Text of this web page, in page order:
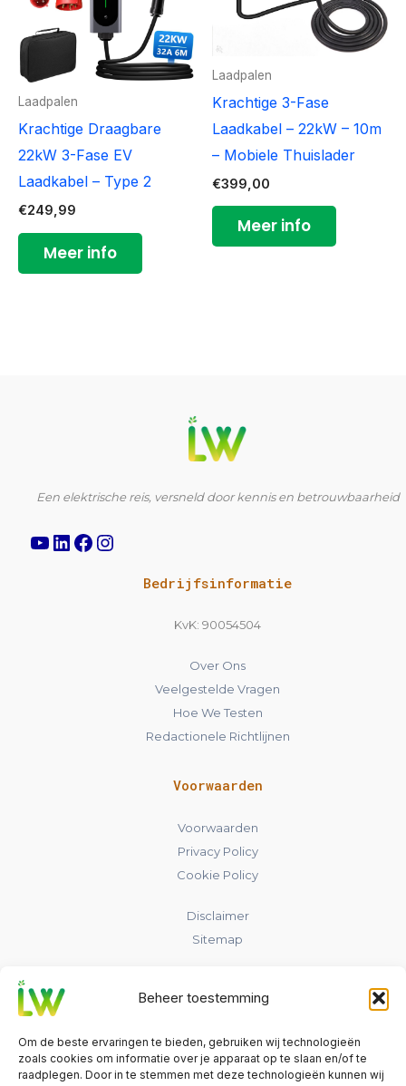
Beheer toestemming
Om de beste ervaringen te bieden, gebruiken wij technologieën
zoals cookies om informatie over je apparaat op te slaan en/of te
raadplegen. Door in te stemmen met deze technologieën kunnen wij
Laadpalen
Krachtige Draagbare
22kW 3-Fase EV
Laadkabel – Type 2
€249,99
Meer info
Laadpalen
Krachtige 3-Fase
Laadkabel – 22kW – 10m
– Mobiele Thuislader
€399,00
Meer info
Een elektrische reis, versneld door kennis en betrouwbaarheid
Instagram
Bedrijfsinformatie
KvK: 90054504
Over Ons
Veelgestelde Vragen
Hoe We Testen
Redactionele Richtlijnen
Voorwaarden
Voorwaarden
Privacy Policy
Cookie Policy
Disclaimer
Sitemap
Nederland